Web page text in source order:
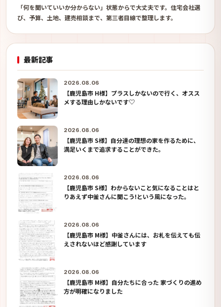
「何を聞いていいか分からない」状態からで大丈夫です。住宅会社選
び、予算、土地、建売相談まで、第三者目線で整理します。
最新記事
2026.08.06
【鹿児島市 H様】プラスしかないので行く、オスス
メする理由しかないです♡
2026.08.06
【鹿児島市 S様】自分達の理想の家を作るために、
満足いくまで追求することができた。
2026.08.06
【鹿児島市 S様】わからないこと気になることはと
りあえず中釜さんに聞こう!という風になった。
2026.08.06
【鹿児島市 M様】中釜さんには、お札を伝えても伝
えされないほど感謝しています
2026.08.06
【鹿児島市 M様】自分たちに合った 家づくりの進め
方が明確になりました